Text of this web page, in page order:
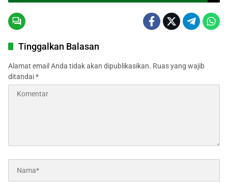
Tinggalkan Balasan
Alamat email Anda tidak akan dipublikasikan. Ruas yang wajib
ditandai*